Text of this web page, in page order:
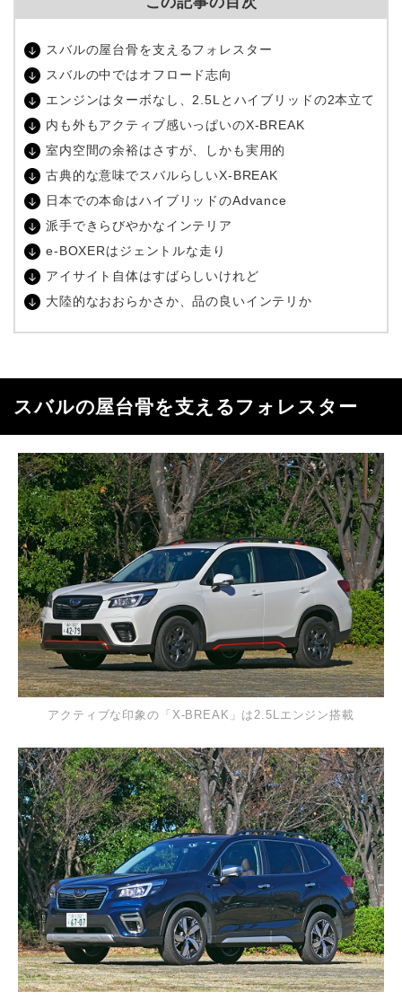
スバルの屋台骨を支えるフォレスター
スバルの中ではオフロード志向
エンジンはターボなし、2.5Lとハイブリッドの2本立て
内も外もアクティブ感いっぱいのX-BREAK
室内空間の余裕はさすが、しかも実用的
古典的な意味でスバルらしいX-BREAK
日本での本命はハイブリッドのAdvance
派手できらびやかなインテリア
e-BOXERはジェントルな走り
アイサイト自体はすばらしいけれど
大陸的なおおらかさか、品の良いインテリか
スバルの屋台骨を支えるフォレスター
アクティブな印象の「X-BREAK」は2.5Lエンジン搭載